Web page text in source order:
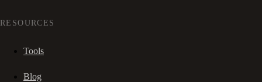
RESOURCES
Tools
Blog